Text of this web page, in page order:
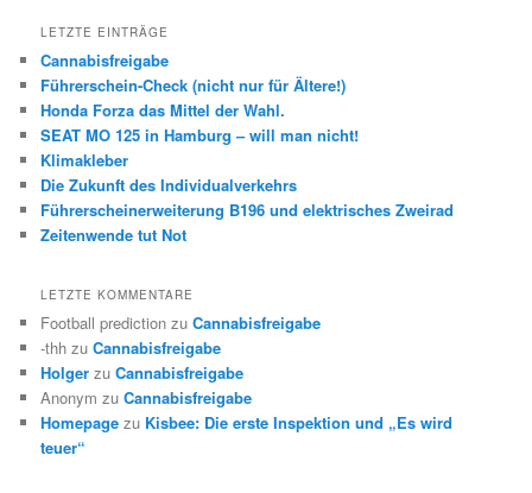
LETZTE EINTRÄGE
Cannabisfreigabe
Führerschein-Check (nicht nur für Ältere!)
Honda Forza das Mittel der Wahl.
SEAT MO 125 in Hamburg – will man nicht!
Klimakleber
Die Zukunft des Individualverkehrs
Führerscheinerweiterung B196 und elektrisches Zweirad
Zeitenwende tut Not
LETZTE KOMMENTARE
Football prediction zuCannabisfreigabe
-thh zuCannabisfreigabe
Holger zuCannabisfreigabe
Anonym zuCannabisfreigabe
Homepage zu Kisbee: Die erste Inspektion und „Es wird
teuer“